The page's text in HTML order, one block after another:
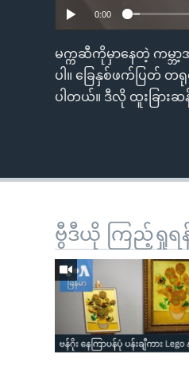
0:00
မက္ကဆီကိုမှာနေတဲ့ ကမ္ဘ
ပါ။ ခြေနှစ်ဖက်ပြတ်
ပါတယ်။ ဒီလို ထူးခြားဆ
ဗွီဒီယို ကြည့်ရှုရ